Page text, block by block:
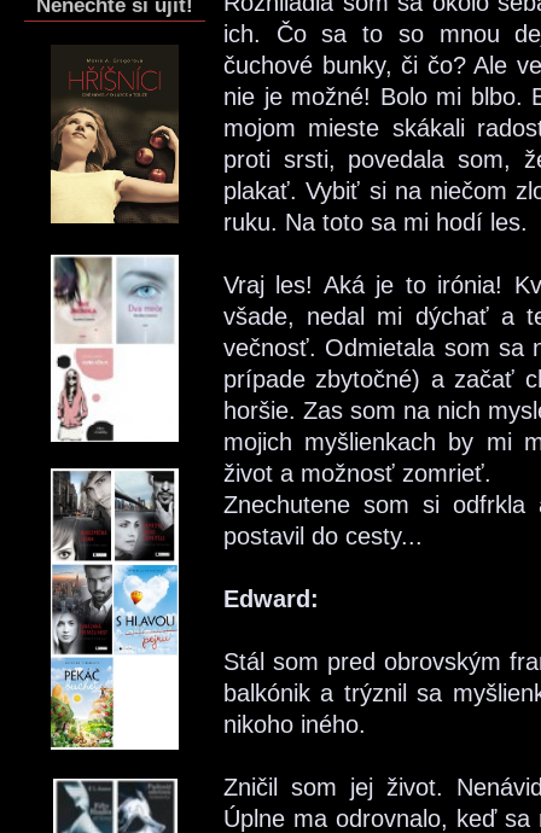
ich. Čo sa to so mnou
čuchové bunky, či čo? Ale
nie je možné! Bolo mi blbo.
mojom mieste skákali
proti srsti, povedala som,
plakať. Vybiť si na niečom
ruku. Na toto sa mi hodí les.
Vraj les! Aká je to irónia!
všade, nedal mi dýchať a
večnosť. Odmietala som sa
prípade zbytočné) a začať
horšie. Zas som na nich
mojich myšlienkach by mi
život a možnosť zomrieť.
Znechutene som si
postavil do cesty...
Edward:
Stál som pred obrovským
balkónik a trýznil sa
nikoho iného.
Zničil som jej život.
Úplne ma odrovnalo, keď